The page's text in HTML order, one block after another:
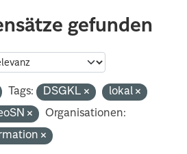
gefunden
Tags: DSGKL
lokal
Organisationen: